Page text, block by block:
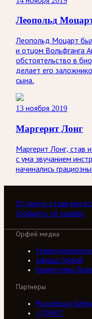
Леопольд
Леопольд Моцарт
и отцом Вольфганга
обстоятельство в
делает его
сына.
13 ноября 2019
Маргерит Лонг
Маргерит Лонг, став
с ума звучанием
начинались
Оставить отзыв или
Сообщить об ошибке
Орфей медиа
Афиша Орфей
Коллективы
Партнеры
Российская
///ТРАКТ